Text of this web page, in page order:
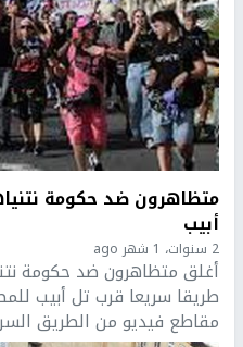
متظاهرون ضد حكومة
أبيب
2 سنوات، 1 شهر ago
أغلق متظاهرون ضد حكومة
طريقا سريعا قرب تل أبيب
مقاطع فيديو من الطريق